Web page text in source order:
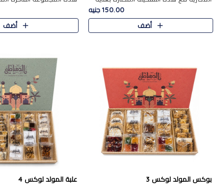
من 9 قطع. تتضمن التشكيلة جوزرية مع
فول،ملبان سادة، ملبان
150.00 جنيه
أضف
قطعة، والتي تم اختيارها
تشكيلة واسعة من الحلويات
المفضلة. تشمل المجموعة
أضف
بوكس المولد لوكس 3 علبة المولد لوكس 4